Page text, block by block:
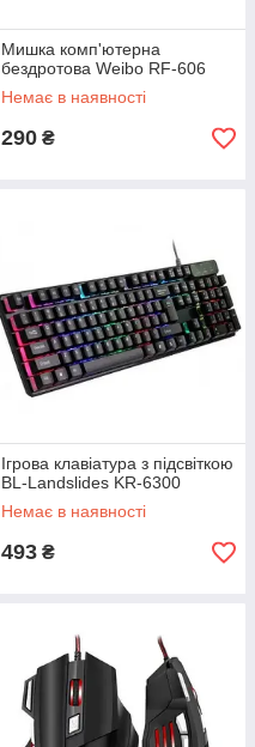
Мишка комп'ютерна
бездротова Weibo RF-606
Немає в наявності
290 ₴
Ігрова клавіатура з підсвіткою
BL-Landslides KR-6300
Немає в наявності
493 ₴